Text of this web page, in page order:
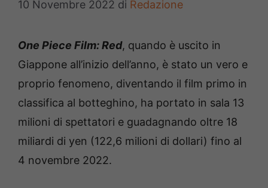
10 Novembre 2022 di Redazione
One Piece Film: Red, quando è uscito in
Giappone all’inizio dell’anno, è stato un vero e
proprio fenomeno, diventando il film primo in
classifica al botteghino, ha portato in sala 13
milioni di spettatori e guadagnando oltre 18
miliardi di yen (122,6 milioni di dollari) fino al
4 novembre 2022.